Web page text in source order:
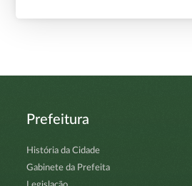
Prefeitura
História da Cidade
Gabinete da Prefeita